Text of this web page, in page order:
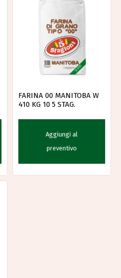
FARINA 00 MANITOBA W
410 KG 10 5 STAG.
Aggiungi al
preventivo